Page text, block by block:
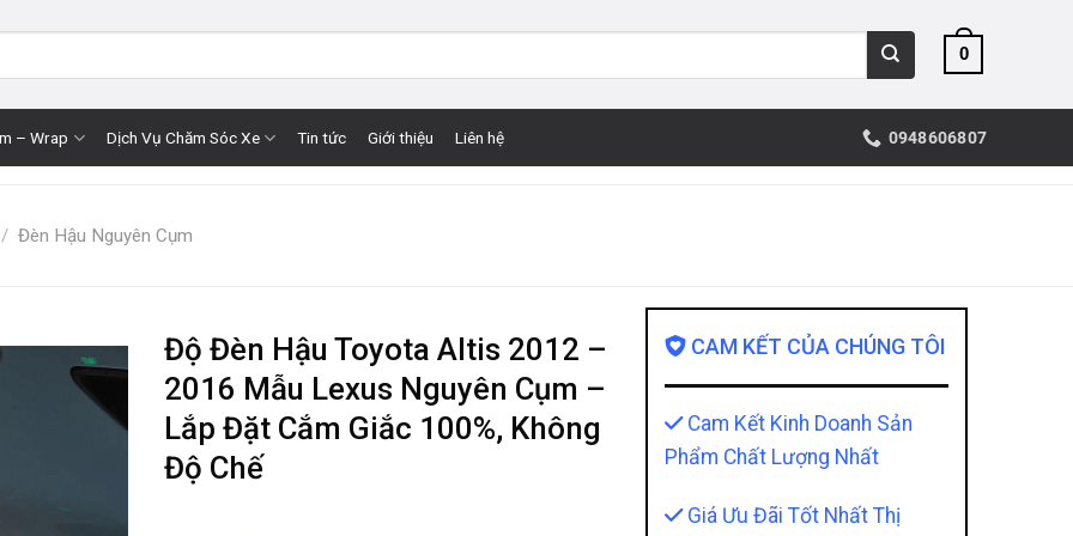
0
– Wrap Dịch Vụ Chăm Sóc Xe Tin tức Giới thiệu Liên hệ 0948606807
/ Đèn Hậu Nguyên Cụm
Độ Đèn Hậu Toyota Altis 2012 –
2016 Mẫu Lexus Nguyên Cụm –
Lắp Đặt Cắm Giắc 100%, Không
Độ Chế
CAM KẾT CỦA CHÚNG TÔI
Cam Kết Kinh Doanh Sản
Phẩm Chất Lượng Nhất
Giá Ưu Đãi Tốt Nhất Thị